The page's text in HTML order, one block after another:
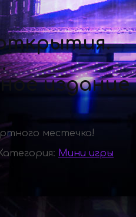
издание
местечка!
Мини игры